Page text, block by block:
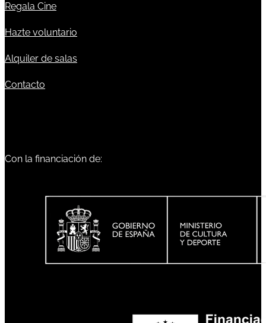
Regala Cine
Hazte voluntario
Alquiler de salas
Contacto
Con la financiación de: